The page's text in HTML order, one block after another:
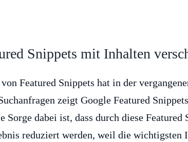
Snippets mit Inhalten
Featured Snippets hat in der
zeigt Google Featured
Sorge dabei ist, dass durch diese Featured
reduziert werden, weil die wichtigsten